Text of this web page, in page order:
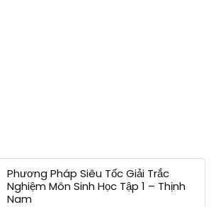
Phương Pháp Siêu Tốc Giải Trắc
Nghiệm Môn Sinh Học Tập 1 – Thịnh
Nam